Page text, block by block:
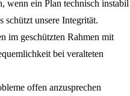
wenn ein Plan technisch instabil
schützt unsere Integrität.
im geschützten Rahmen mit
bei veralteten
offen anzusprechen